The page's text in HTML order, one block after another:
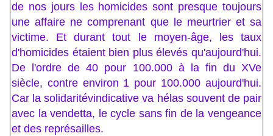
de nos jours les homicides sont presque toujours
une affaire ne comprenant que le meurtrier et sa
victime. Et durant tout le moyen-âge, les taux
d'homicides étaient bien plus élevés qu'aujourd'hui.
De l'ordre de 40 pour 100.000 à la fin du XVe
siècle, contre environ 1 pour 100.000 aujourd'hui.
Car la solidaritévindicative va hélas souvent de pair
avec la vendetta, le cycle sans fin de la vengeance
et des représailles.